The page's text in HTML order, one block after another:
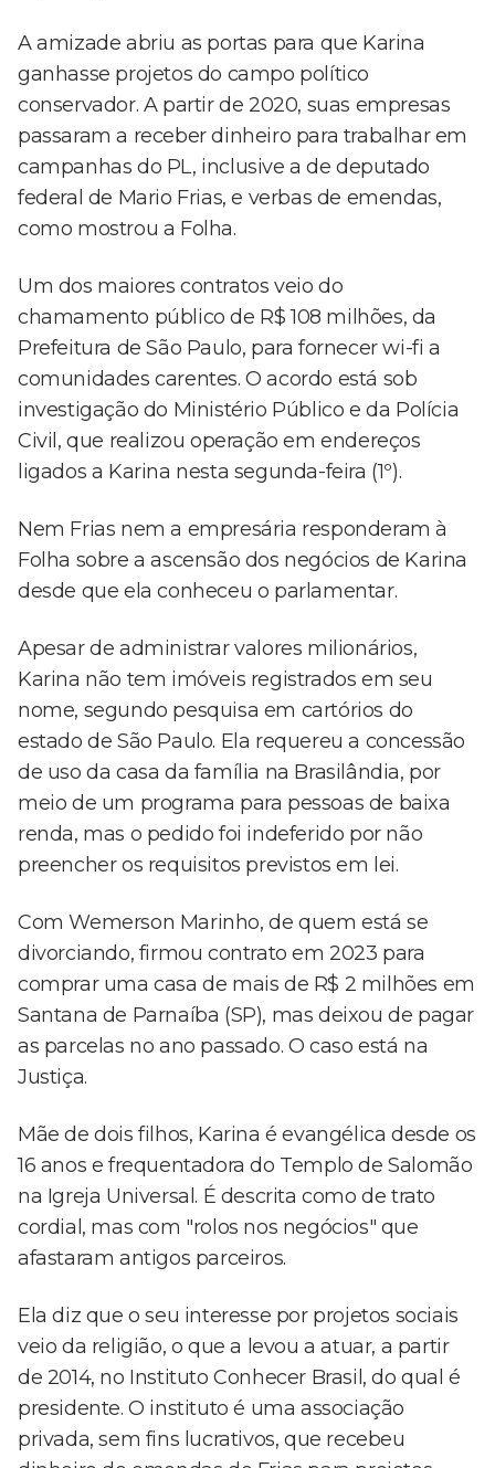
A amizade abriu as portas para que Karina
ganhasse projetos do campo político
conservador. A partir de 2020, suas empresas
passaram a receber dinheiro para trabalhar em
campanhas do PL, inclusive a de deputado
federal de Mario Frias, e verbas de emendas,
como mostrou a Folha.
Um dos maiores contratos veio do
chamamento público de R$ 108 milhões, da
Prefeitura de São Paulo, para fornecer wi-fi a
comunidades carentes. O acordo está sob
investigação do Ministério Público e da Polícia
Civil, que realizou operação em endereços
ligados a Karina nesta segunda-feira (1º).
Nem Frias nem a empresária responderam à
Folha sobre a ascensão dos negócios de Karina
desde que ela conheceu o parlamentar.
Apesar de administrar valores milionários,
Karina não tem imóveis registrados em seu
nome, segundo pesquisa em cartórios do
estado de São Paulo. Ela requereu a concessão
de uso da casa da família na Brasilândia, por
meio de um programa para pessoas de baixa
renda, mas o pedido foi indeferido por não
preencher os requisitos previstos em lei.
Com Wemerson Marinho, de quem está se
divorciando, firmou contrato em 2023 para
comprar uma casa de mais de R$ 2 milhões em
Santana de Parnaíba (SP), mas deixou de pagar
as parcelas no ano passado. O caso está na
Justiça.
Mãe de dois filhos, Karina é evangélica desde os
16 anos e frequentadora do Templo de Salomão
na Igreja Universal. É descrita como de trato
cordial, mas com "rolos nos negócios" que
afastaram antigos parceiros.
Ela diz que o seu interesse por projetos sociais
veio da religião, o que a levou a atuar, a partir
de 2014, no Instituto Conhecer Brasil, do qual é
presidente. O instituto é uma associação
privada, sem fins lucrativos, que recebeu